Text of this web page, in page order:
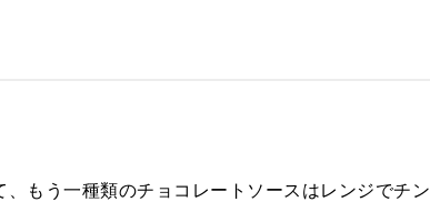
もう一種類のチョコレートソースはレンジでチン